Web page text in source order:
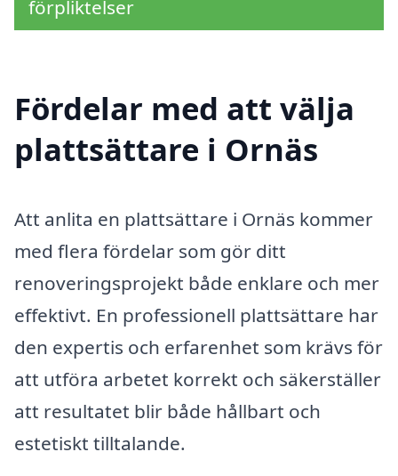
förpliktelser
Fördelar med att välja
plattsättare i Ornäs
Att anlita en plattsättare i Ornäs kommer
med flera fördelar som gör ditt
renoveringsprojekt både enklare och mer
effektivt. En professionell plattsättare har
den expertis och erfarenhet som krävs för
att utföra arbetet korrekt och säkerställer
att resultatet blir både hållbart och
estetiskt tilltalande.